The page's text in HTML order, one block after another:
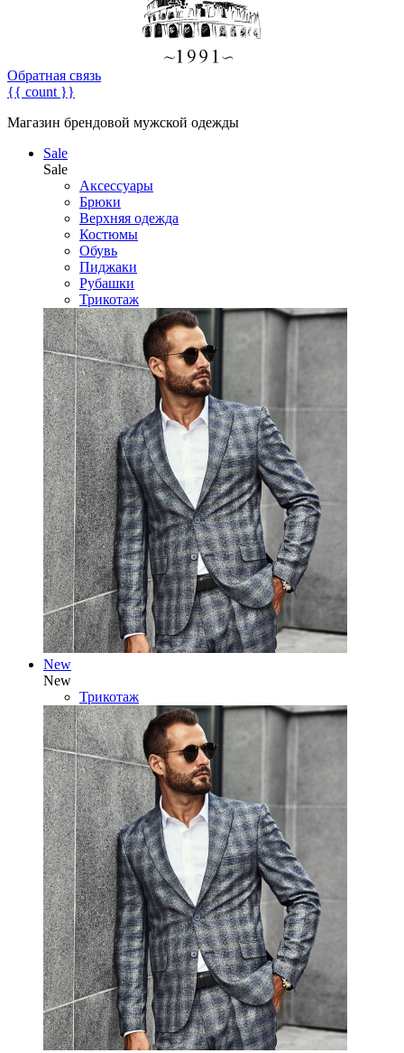
Обратная связь
{{ count }}
Магазин брендовой мужской одежды
Sale
Sale
Аксессуары
Брюки
Верхняя одежда
Костюмы
Обувь
Пиджаки
Рубашки
Трикотаж
New
New
Трикотаж